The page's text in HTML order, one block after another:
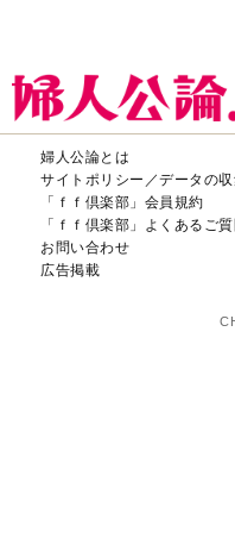
婦人公論とは
サイトポリシー／データの
「ｆｆ倶楽部」会員規約
「ｆｆ倶楽部」よくあるご
お問い合わせ
広告掲載